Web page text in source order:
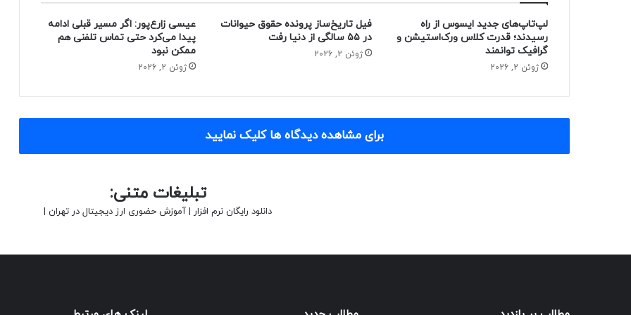
لپ‌تاپ‌های جدید ایسوس از راه
رسیدند؛ قدرت کلاس ورک‌استیشن و
گرافیک توانمند
ژوئن 2, 2026
فیل تاریخ‌ساز پرونده حقوق حیوانات
در ۵۵ سالگی از دنیا رفت
ژوئن 2, 2026
عیسی زارع‌پور: اگر مسیر قبلی ادامه
پیدا می‌کرد حتی تماس تلفنی هم
ممکن نبود
ژوئن 2, 2026
برای مشاهده دیدگاه ها کلیک نمایید
تبلیغات متنی:
دانلود رایگان نرم افزار آموزش حضوری ارز دیجیتال در تهران